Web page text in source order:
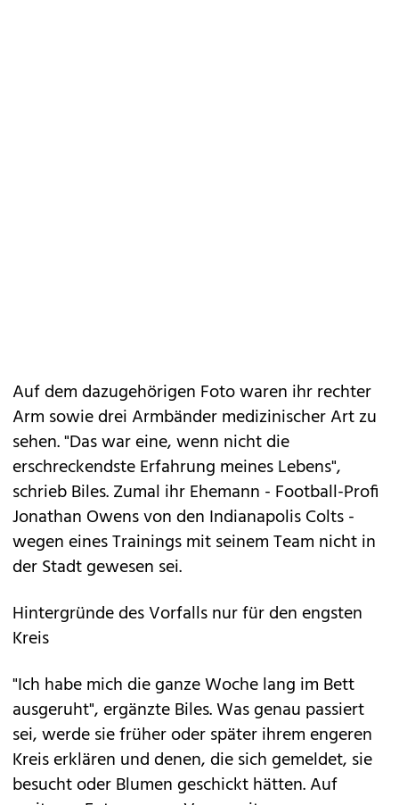
Auf dem dazugehörigen Foto waren ihr rechter
Arm sowie drei Armbänder medizinischer Art zu
sehen. "Das war eine, wenn nicht die
erschreckendste Erfahrung meines Lebens",
schrieb Biles. Zumal ihr Ehemann - Football-Profi
Jonathan Owens von den Indianapolis Colts -
wegen eines Trainings mit seinem Team nicht in
der Stadt gewesen sei.
Hintergründe des Vorfalls nur für den engsten
Kreis
"Ich habe mich die ganze Woche lang im Bett
ausgeruht", ergänzte Biles. Was genau passiert
sei, werde sie früher oder später ihrem engeren
Kreis erklären und denen, die sich gemeldet, sie
besucht oder Blumen geschickt hätten. Auf